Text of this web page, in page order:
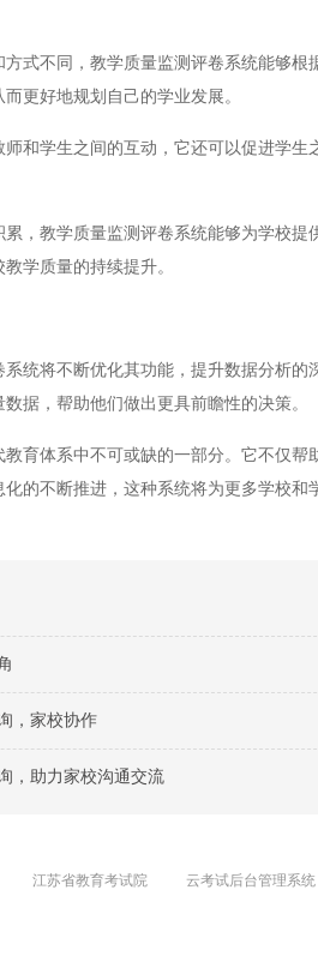
不同，教学质量监测评卷系统能够根
更好地规划自己的学业发展。
学生之间的互动，它还可以促进学生
教学质量监测评卷系统能够为学校提
学质量的持续提升。
将不断优化其功能，提升数据分析的
据，帮助他们做出更具前瞻性的决策。
体系中不可或缺的一部分。它不仅帮
的不断推进，这种系统将为更多学校和
，家校协作
，助力家校沟通交流
江苏省教育考试院 云考试后台管理系统